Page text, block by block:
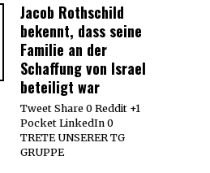
Jacob Rothschild
bekennt, dass seine
Familie an der
Schaffung von Israel
beteiligt war
Tweet Share 0 Reddit +1
Pocket LinkedIn 0
TRETE UNSERER TG
GRUPPE